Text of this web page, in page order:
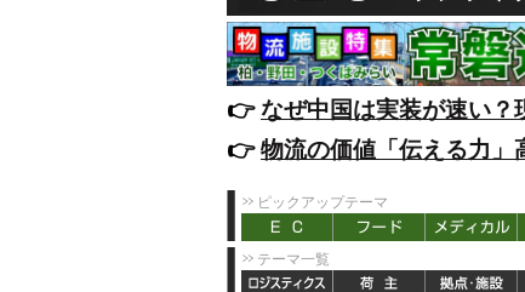
👉️なぜ中国は実装が速い
👉️物流の価値「伝える力
ピックアップテーマ
テーマ一覧